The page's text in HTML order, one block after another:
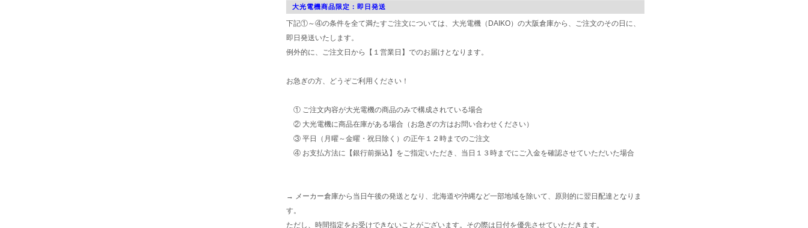
大光電機商品限定：即日発送
下記①～④の条件を全て満たすご注文については、大光電機（DAIKO）の大阪倉庫から、ご注文のその日に、
即日発送いたします。
例外的に、ご注文日から【１営業日】でのお届けとなります。
お急ぎの方、どうぞご利用ください！
① ご注文内容が大光電機の商品のみで構成されている場合
② 大光電機に商品在庫がある場合（お急ぎの方はお問い合わせください）
③ 平日（月曜～金曜・祝日除く）の正午１２時までのご注文
④ お支払方法に【銀行前振込】をご指定いただき、当日１３時までにご入金を確認させていただいた場合
→ メーカー倉庫から当日午後の発送となり、北海道や沖縄など一部地域を除いて、原則的に翌日配達となりま
す。
ただし、時間指定をお受けできないことがございます。その際は日付を優先させていただきます。